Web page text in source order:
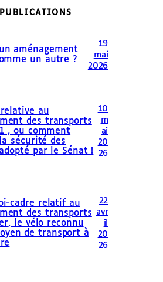
un aménagement
un autre ?
19
mai
2026
au
des transports
, ou comment
sécurité des
par le Sénat !
10
m
ai
20
26
cadre relatif au
des transports
le vélo reconnu
de transport à
22
avr
il
20
26